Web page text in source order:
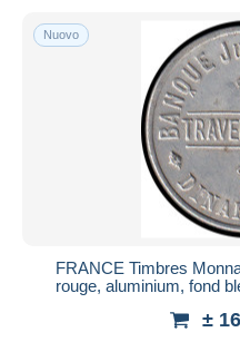
Nuovo
FRANCE Timbres
rouge, aluminium, fond
±